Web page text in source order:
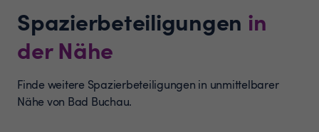
Spazierbeteiligungen in
der Nähe
Finde weitere Spazierbeteiligungen in unmittelbarer
Nähe von Bad Buchau.